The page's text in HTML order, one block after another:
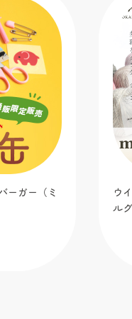
ーガー（ミ
ウ
ル